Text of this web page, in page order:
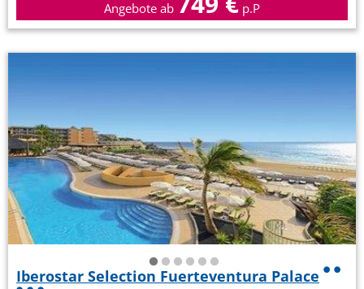
Angebote ab p.P
Iberostar Selection Fuerteventura Palace